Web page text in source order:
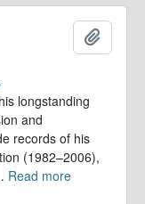
longstanding
and
records of his
(1982–2006),
Read more